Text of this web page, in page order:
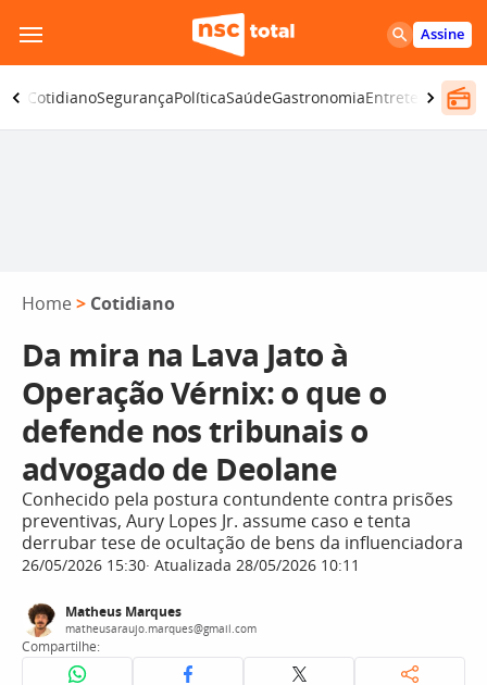
para
o
conteúdo
Assine
CotidianoSegurançaPolíticaSaúdeGastronomiaEntretenimento
Home > Cotidiano
Da mira na Lava Jato à
Operação Vérnix: o que o
defende nos tribunais o
advogado de Deolane
Conhecido pela postura contundente contra prisões
preventivas, Aury Lopes Jr. assume caso e tenta
derrubar tese de ocultação de bens da influenciadora
26/05/2026 15:30 Atualizada 28/05/2026 10:11
Matheus Marques
matheusaraujo.marques@gmail.com
Compartilhe: